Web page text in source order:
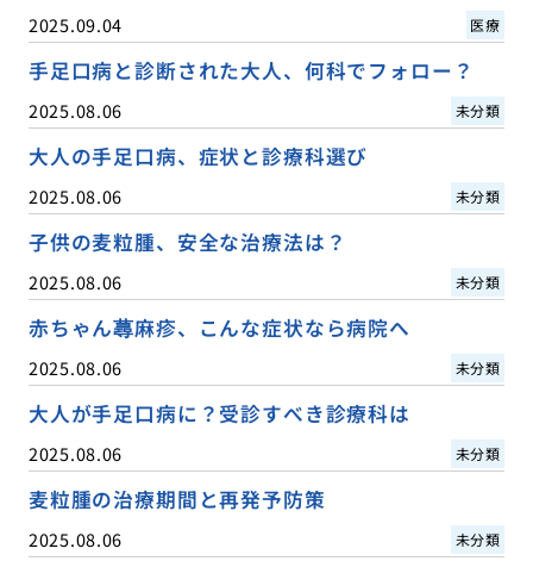
2025.09.04 医療
手足口病と診断された大人、何科でフォロー？
2025.08.06 未分類
大人の手足口病、症状と診療科選び
2025.08.06 未分類
子供の麦粒腫、安全な治療法は？
2025.08.06 未分類
赤ちゃん蕁麻疹、こんな症状なら病院へ
2025.08.06 未分類
大人が手足口病に？受診すべき診療科は
2025.08.06 未分類
麦粒腫の治療期間と再発予防策
2025.08.06 未分類